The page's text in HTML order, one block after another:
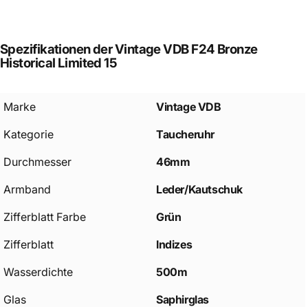
SpezifikationenderVintageVDBF24 Bronze
Historical Limited15
Marke
Vintage VDB
Kategorie
Taucheruhr
Durchmesser
46mm
Armband
Leder/Kautschuk
Zifferblatt Farbe
Grün
Zifferblatt
Indizes
Wasserdichte
500m
Glas
Saphirglas